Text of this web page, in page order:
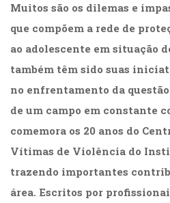
Muitos são os dilemas e
que compõem a rede de
ao adolescente em situação
também têm sido suas
no enfrentamento da
de um campo em constante
comemora os 20 anos do
Vítimas de Violência do
trazendo importantes
área. Escritos por